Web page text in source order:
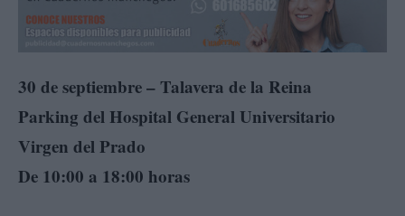
30 de septiembre – Talavera de la Reina
Parking del Hospital General Universitario
Virgen del Prado
De 10:00 a 18:00 horas